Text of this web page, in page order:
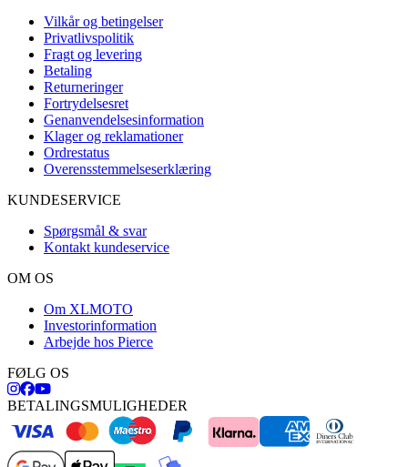
Vilkår og betingelser
Privatlivspolitik
Fragt og levering
Betaling
Returneringer
Fortrydelsesret
Genanvendelsesinformation
Klager og reklamationer
Ordrestatus
Overensstemmelseserklæring
KUNDESERVICE
Spørgsmål & svar
Kontakt kundeservice
OM OS
Om XLMOTO
Investorinformation
Arbejde hos Pierce
FØLG OS
BETALINGSMULIGHEDER